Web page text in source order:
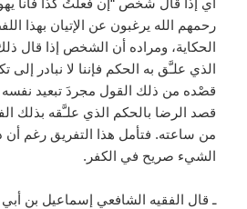
أي إذا قال شخص “إن فعلتُ كذا فأنا
رحمهم الله يرغبون عن الإتيان بهذا
الحكاية، ومراده أن الشخص إذا قال
الذي علـَّق به الحكم فإننا لا نبادر إلى
قصْده من ذلك القول مجردَ تبعيد نفسه
قصد الرضا بالحكم الذي علـَّقه بذلك
من ساعته. فتأمل هذا التفريق رغم
الشيء صريح في الكفر.
ـ قال الفقيه الشافعي إسماعيل بن